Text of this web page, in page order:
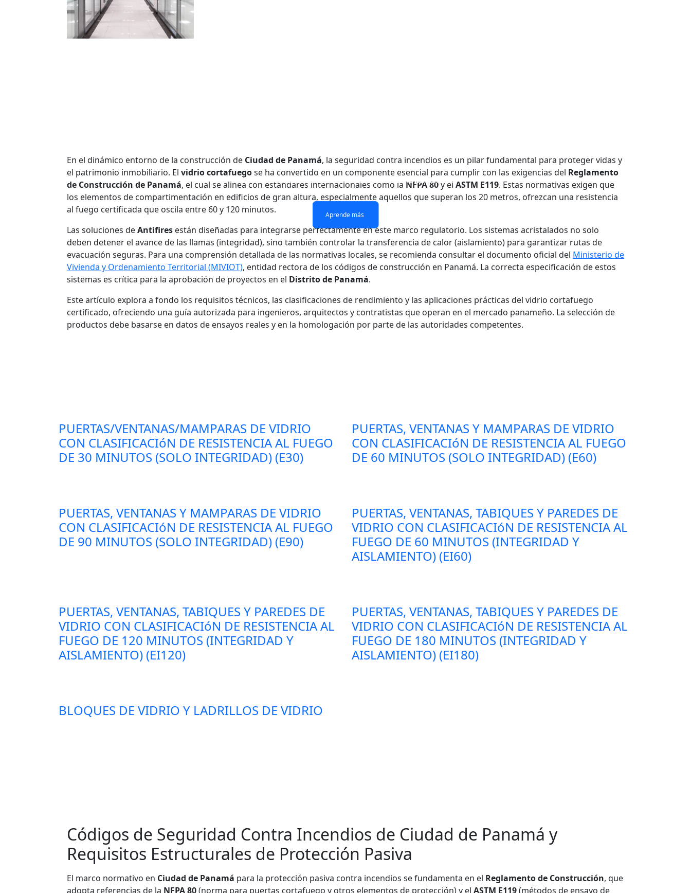
VIDRIO IGNÍFUGO DE UNA SOLA CAPA
Aprende más
VIDRIO ignífugo de doble capa
Aprende más
VENTANAS Y PUERTAS CON ACRISTALAMIENTO IGNÍFUGO
Aprende más
PARED DIVISOR DE VIDRIO RESISTENTE AL FUEGO
Aprende más
En el dinámico entorno de la construcción de Ciudad de Panamá, la seguridad contra incendios es un pilar fundamental para proteger vidas y
el patrimonio inmobiliario. El vidrio cortafuegose ha convertido en un componente esencial para cumplir con las exigencias del Reglamento
de Construcción de Panamá, el cual se alinea con estándares internacionales como la NFPA 80y el ASTM E119. Estas normativas exigen que
los elementos de compartimentación en edificios de gran altura, especialmente aquellos que superan los 20 metros, ofrezcan una resistencia
al fuego certificada que oscila entre 60 y 120 minutos.
Las soluciones deAntifires están diseñadas para integrarse perfectamente en este marco regulatorio. Los sistemas acristalados no solo
deben detener el avance de las llamas (integridad), sino también controlar la transferencia de calor (aislamiento) para garantizar rutas de
evacuación seguras. Para una comprensión detallada de las normativas locales, se recomienda consultar el documento oficial del Ministerio de
Vivienda y Ordenamiento Territorial (MIVIOT), entidad rectora de los códigos de construcción en Panamá. La correcta especificación de estos
sistemas es crítica para la aprobación de proyectos en el Distrito de Panamá.
Este artículo explora a fondo los requisitos técnicos, las clasificaciones de rendimiento y las aplicaciones prácticas del vidrio cortafuego
certificado, ofreciendo una guía autorizada para ingenieros, arquitectos y contratistas que operan en el mercado panameño. La selección de
productos debe basarse en datos de ensayos reales y en la homologación por parte de las autoridades competentes.
PUERTAS/VENTANAS/MAMPARAS DE VIDRIO
CON CLASIFICACIóN DE RESISTENCIA AL FUEGO
DE 30 MINUTOS (SOLO INTEGRIDAD) (E30)
PUERTAS, VENTANAS Y MAMPARAS DE VIDRIO
CON CLASIFICACIóN DE RESISTENCIA AL FUEGO
DE 60 MINUTOS (SOLO INTEGRIDAD) (E60)
PUERTAS, VENTANAS Y MAMPARAS DE VIDRIO
CON CLASIFICACIóN DE RESISTENCIA AL FUEGO
DE 90 MINUTOS (SOLO INTEGRIDAD) (E90)
PUERTAS, VENTANAS, TABIQUES Y PAREDES DE
VIDRIO CON CLASIFICACIóN DE RESISTENCIA AL
FUEGO DE 60 MINUTOS (INTEGRIDAD Y
AISLAMIENTO) (EI60)
PUERTAS, VENTANAS, TABIQUES Y PAREDES DE
VIDRIO CON CLASIFICACIóN DE RESISTENCIA AL
FUEGO DE 120 MINUTOS (INTEGRIDAD Y
AISLAMIENTO) (EI120)
PUERTAS, VENTANAS, TABIQUES Y PAREDES DE
VIDRIO CON CLASIFICACIóN DE RESISTENCIA AL
FUEGO DE 180 MINUTOS (INTEGRIDAD Y
AISLAMIENTO) (EI180)
BLOQUES DE VIDRIO Y LADRILLOS DE VIDRIO
Códigos de Seguridad Contra Incendios de Ciudad de Panamá y
Requisitos Estructurales de Protección Pasiva
El marco normativo en Ciudad de Panamá para la protección pasiva contra incendios se fundamenta en el Reglamento de Construcción, que
adopta referencias de la NFPA 80(norma para puertas cortafuego y otros elementos de protección) y el ASTM E119(métodos de ensayo de